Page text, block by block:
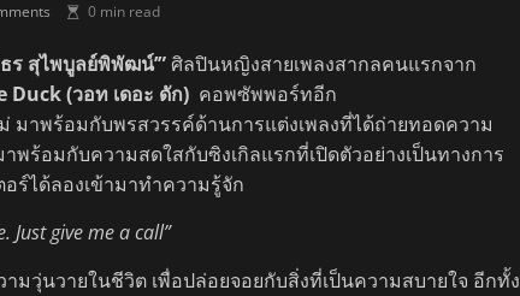
0 min read
ธร สุไพบูลย์พิพัฒน์’”ศิลปินหญิงสายเพลงสากลคนแรกจาก
Duck(วอท เดอะ ดัก) คอพซัพพอร์ทอีก
มาพร้อมกับพรสวรรค์ด้านการแต่งเพลงที่ได้ถ่ายทอดความ
พร้อมกับความสดใสกับซิงเกิลแรกที่เปิดตัวอย่างเป็นทางการ
ร์ได้ลองเข้ามาทำความรู้จัก
Just give me a call”
วุ่นวายในชีวิต เพื่อปล่อยจอยกับสิ่งที่เป็นความสบายใจ อีกทั้ง